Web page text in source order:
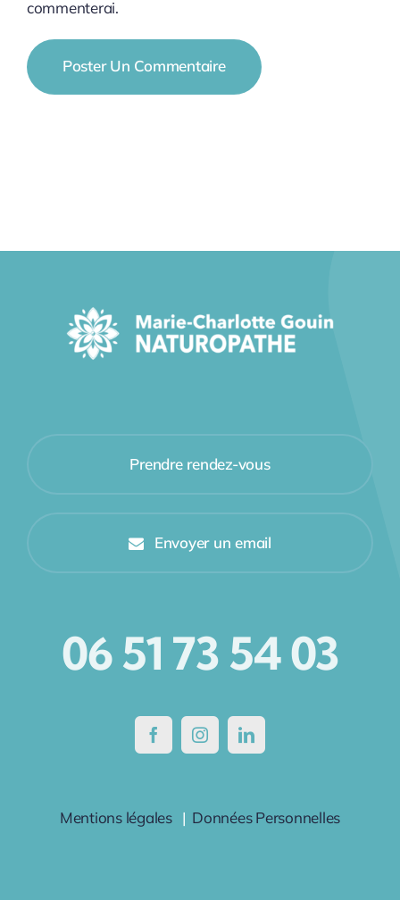
commenterai.
Prendre rendez-vous
Envoyer un email
06 51 73 54 03
Mentions légales | Données Personnelles